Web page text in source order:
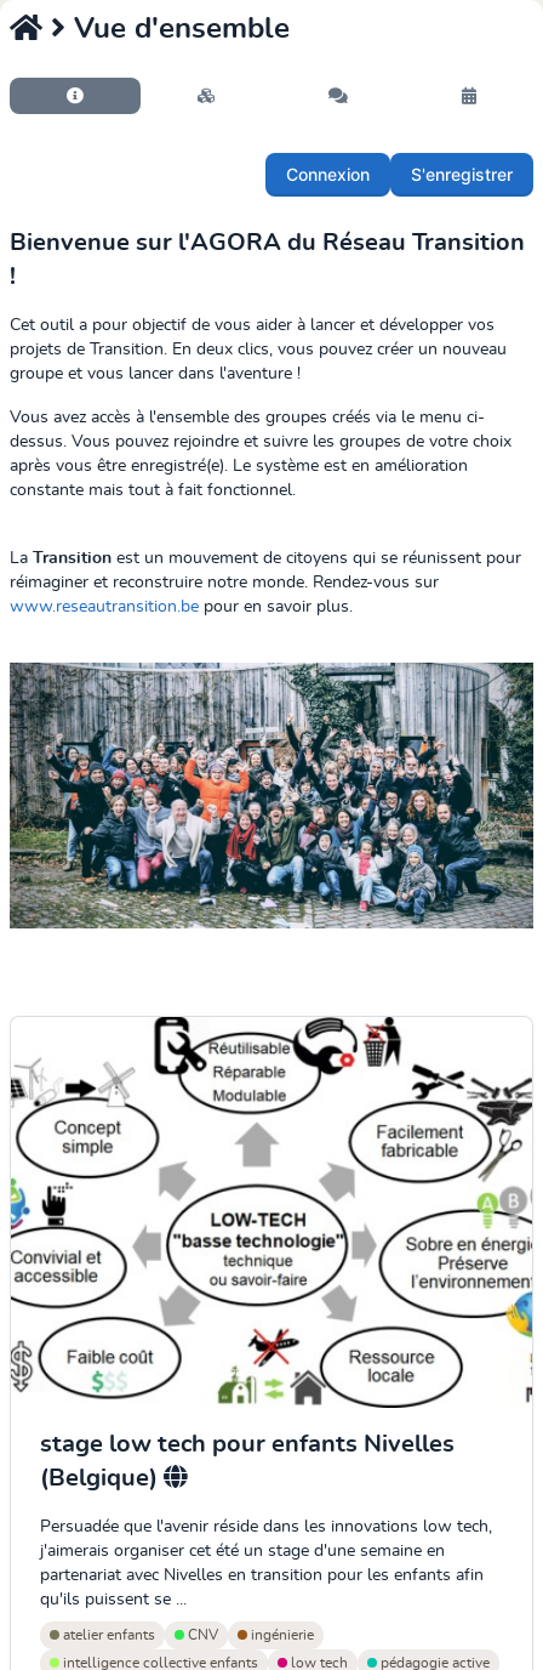
Vue d'ensemble
Connexion S'enregistrer
Bienvenue sur l'AGORA du Réseau Transition
!
Cet outil a pour objectif de vous aider à lancer et développer vos
projets de Transition. En deux clics, vous pouvez créer un nouveau
groupe et vous lancer dans l'aventure !
Vous avez accès à l'ensemble des groupes créés via le menu ci-
dessus. Vous pouvez rejoindre et suivre les groupes de votre choix
après vous être enregistré(e). Le système est en amélioration
constante mais tout à fait fonctionnel.
La Transition est un mouvement de citoyens qui se réunissent pour
réimaginer et reconstruire notre monde. Rendez-vous sur
www.reseautransition.be pour en savoir plus.
stage low tech pour enfants Nivelles
(Belgique)
Persuadée que l'avenir réside dans les innovations low tech,
j'aimerais organiser cet été un stage d'une semaine en
partenariat avec Nivelles en transition pour les enfants afin
qu'ils puissent se ...
atelier enfants CNV
ingénierie
intelligence collective enfants
low tech
pédagogie active